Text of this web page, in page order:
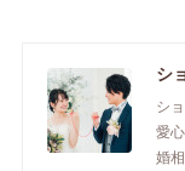
シ
愛
婚